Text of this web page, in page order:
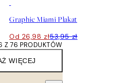
Graphic Miami Plakat
Od 26,98 zł53,95 zł
WIĘCEJ
Z 76 PRODUKTÓW